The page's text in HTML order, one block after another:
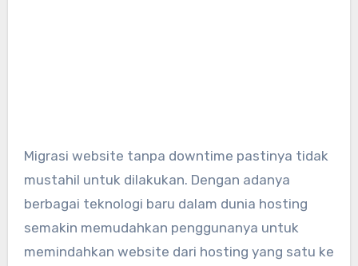
Migrasi website tanpa downtime pastinya tidak
mustahil untuk dilakukan. Dengan adanya
berbagai teknologi baru dalam dunia hosting
semakin memudahkan penggunanya untuk
memindahkan website dari hosting yang satu ke